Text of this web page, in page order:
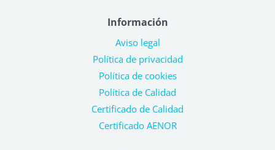
Información
Aviso legal
Política de privacidad
Política de cookies
Política de Calidad
Certificado de Calidad
Certificado AENOR